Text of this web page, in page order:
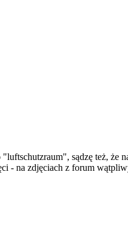
sądzę też, że
- na zdjęciach z forum